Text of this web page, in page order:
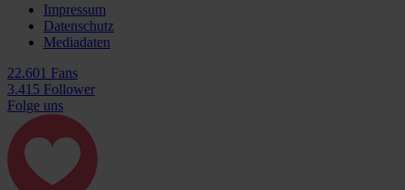
Impressum
Datenschutz
Mediadaten
22.601 Fans
3.415 Follower
Folge uns